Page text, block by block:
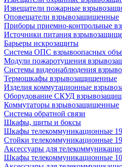
Извещатели пожарные
Оповещатели взрывозащищенные
Приборы приемно-контрольные
Источники питания
Барьеры искрозащиты
Система ОПС взрывоопасных
Модули пожаротушения
Системы видеонаблюдения
Термошкафы взрывозащищенные
Изделия коммутационные
Оборудование СКУД
Коммутаторы взрывозащищенные
Система обратной связи
Шкафы, щиты и боксы
Шкафы телекоммуникационные
Стойки телекоммуникационные
Аксессуары для
Шкафы телекоммуникационные